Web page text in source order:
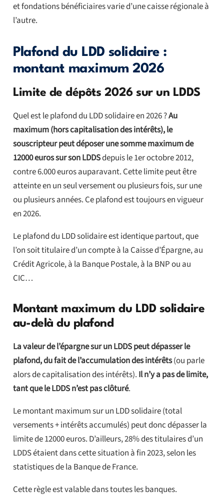
et fondations bénéficiaires varie d’une caisse régionale à
l’autre.
Plafond du LDD solidaire :
montant maximum 2026
Limite de dépôts 2026 sur un LDDS
Quel est le plafond du LDD solidaire en 2026 ?Au
maximum (hors capitalisation des intérêts), le
souscripteur peut déposer une somme maximum de
12000 euros sur son LDDSdepuis le 1er octobre 2012,
contre 6.000 euros auparavant. Cette limite peut être
atteinte en un seul versement ou plusieurs fois, sur une
ou plusieurs années. Ce plafond est toujours en vigueur
en 2026.
Le plafond du LDD solidaire est identique partout, que
l’on soit titulaire d’un compte à la Caisse d’Épargne, au
Crédit Agricole, à la Banque Postale, à la BNP ou au
CIC…
Montant maximum du LDD solidaire
au-delà du plafond
La valeur de l’épargne sur un LDDS peut dépasser le
plafond, du fait de l’accumulation des intérêts(ou parle
alors de capitalisation des intérêts). Il n’y a pas de limite,
tant que le LDDS n’est pas clôturé.
Le montant maximum sur un LDD solidaire (total
versements + intérêts accumulés) peut donc dépasser la
limite de 12000 euros. D’ailleurs, 28% des titulaires d’un
LDDS étaient dans cette situation à fin 2023, selon les
statistiques de la Banque de France.
Cette règle est valable dans toutes les banques.